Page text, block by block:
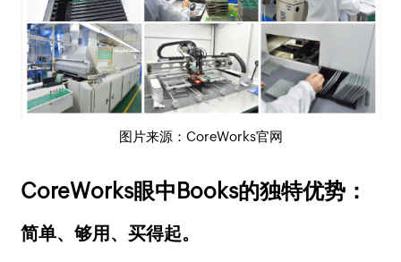
图片来源：CoreWorks官网
CoreWorks眼中Books的独特优势：
简单、够用、买得起。